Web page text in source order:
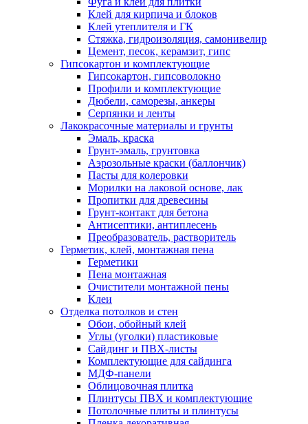
Клей для кирпича и блоков
Клей утеплителя и ГК
Стяжка, гидроизоляция, самонивелир
Цемент, песок, керамзит, гипс
Гипсокартон и комплектующие
Гипсокартон, гипсоволокно
Профили и комплектующие
Дюбели, саморезы, анкеры
Серпянки и ленты
Лакокрасочные материалы и грунты
Эмаль, краска
Грунт-эмаль, грунтовка
Аэрозольные краски (баллончик)
Пасты для колеровки
Морилки на лаковой основе, лак
Пропитки для древесины
Грунт-контакт для бетона
Антисептики, антиплесень
Преобразователь, растворитель
Герметик, клей, монтажная пена
Герметики
Пена монтажная
Очистители монтажной пены
Клеи
Отделка потолков и стен
Обои, обойный клей
Углы (уголки) пластиковые
Сайдинг и ПВХ-листы
Комплектующие для сайдинга
МДФ-панели
Облицовочная плитка
Плинтусы ПВХ и комплектующие
Потолочные плиты и плинтусы